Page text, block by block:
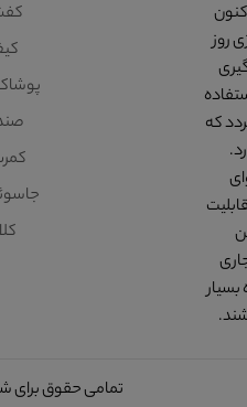
روز
که
تمامی حقوق برای